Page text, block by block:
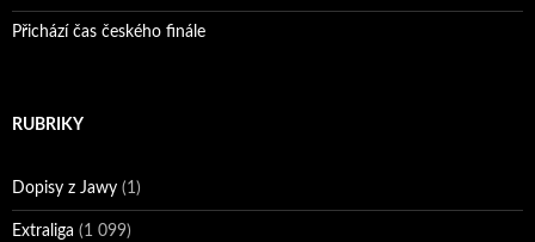
Přichází čas českého finále
RUBRIKY
Dopisy z Jawy (1)
Extraliga (1 099)